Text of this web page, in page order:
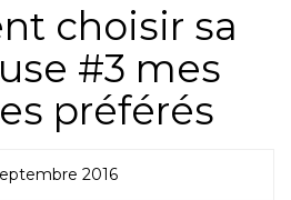
choisir sa
#3 mes
préférés
2016